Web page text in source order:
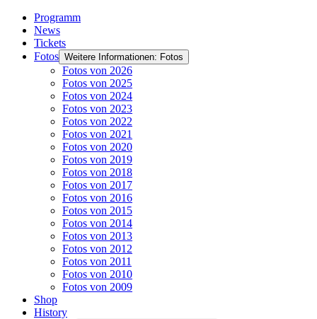
Programm
News
Tickets
Fotos Weitere Informationen: Fotos
Fotos von 2026
Fotos von 2025
Fotos von 2024
Fotos von 2023
Fotos von 2022
Fotos von 2021
Fotos von 2020
Fotos von 2019
Fotos von 2018
Fotos von 2017
Fotos von 2016
Fotos von 2015
Fotos von 2014
Fotos von 2013
Fotos von 2012
Fotos von 2011
Fotos von 2010
Fotos von 2009
Shop
History